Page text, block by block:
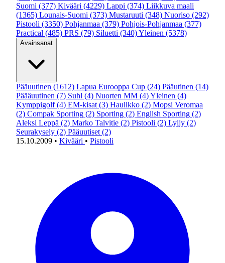
Suomi (377) Kivääri (4229) Lappi (374) Liikkuva maali
(1365) Lounais-Suomi (373) Mustaruuti (348) Nuoriso (292)
Pistooli (3350) Pohjanmaa (379) Pohjois-Pohjanmaa (377)
Practical (485) PRS (79) Siluetti (340)Yleinen (5378)
Avainsanat
Pääuutinen (1612) Lapua Eurooppa Cup (24) Pääutinen (14)
Päääuutinen (7) Suhl (4) Nuorten MM (4)Yleinen (4)
Kymppigolf (4) EM-kisat (3) Haulikko (2) Mopsi Veromaa
(2) Compak Sporting (2) Sporting (2) English Sporting (2)
Aleksi Leppä (2) Marko Talvitie (2) Pistooli (2) Lyijy (2)
Seurakysely (2) Pääuutiset (2)
15.10.2009 • Kivääri • Pistooli